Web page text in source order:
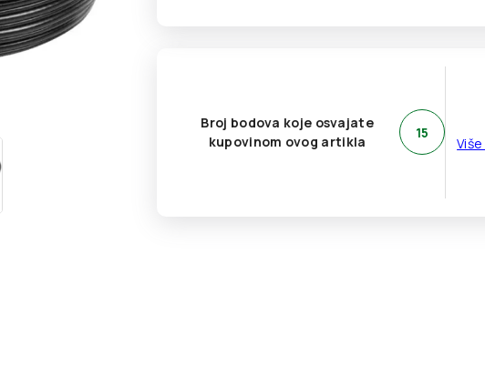
Broj bodova koje osvajate
kupovinom ovog artikla
15